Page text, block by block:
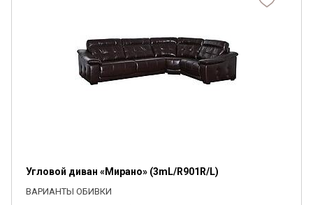
Угловой диван «Мирано» (3mL/R901R/L)
ВАРИАНТЫ ОБИВКИ